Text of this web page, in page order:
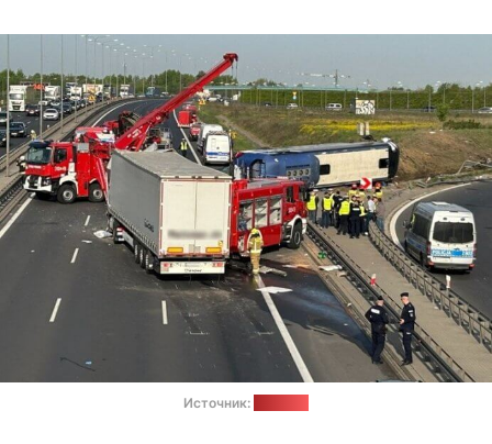
Источник: